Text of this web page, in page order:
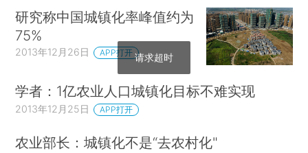
研究称中国城镇化率峰值约为
75%
2013年12月26日 APP打开
学者：1亿农业人口城镇化目标不难实现
2013年12月25日 APP打开
农业部长：城镇化不是“去农村化"
请求超时